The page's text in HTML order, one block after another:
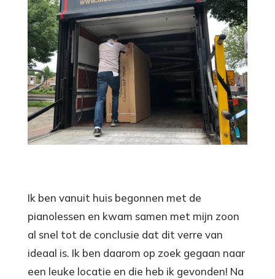
Ik ben vanuit huis begonnen met de
pianolessen en kwam samen met mijn zoon
al snel tot de conclusie dat dit verre van
ideaal is. Ik ben daarom op zoek gegaan naar
een leuke locatie en die heb ik gevonden! Na